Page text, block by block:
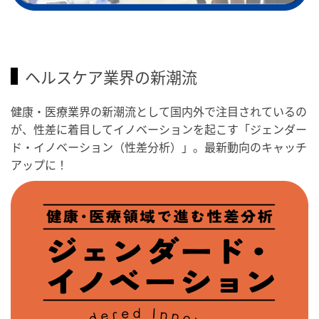
ヘルスケア業界の新潮流
健康・医療業界の新潮流として国内外で注目されているの
が、性差に着目してイノベーションを起こす「ジェンダー
ド・イノベーション（性差分析）」。最新動向のキャッチ
アップに！